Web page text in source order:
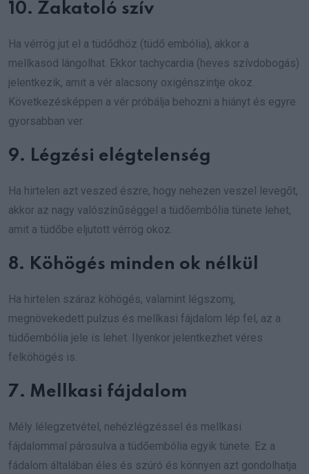
10. Zakatoló szív
Ha vérrög jut el a tüdődhöz (tüdő embólia), akkor a
mellkasod lángolhat. Ekkor tachycardia (heves szívdobogás)
jelentkezik, amit a vér alacsony oxigénszintje okoz.
Következésképpen a vér próbálja behozni a hiányt és egyre
gyorsabban ver.
9. Légzési elégtelenség
Ha hirtelen azt veszed észre, hogy nehezen veszel levegőt,
akkor az nagy valószínűséggel a tüdőembólia tünete lehet,
amit a tüdőbe eljutott vérrög okoz.
8. Köhögés minden ok nélkül
Ha hirtelen száraz köhögés, valamint légszomj,
megnövekedett pulzus és mellkasi fájdalom lép fel, az a
tüdőembólia jele is lehet. Ilyenkor jelentkezhet véres
felköhögés is.
7. Mellkasi fájdalom
Mély lélegzetvétel, nehézlégzéssel és mellkasi
fájdalommal párosulva a tüdőembólia egyik tünete. Ez a
fádalom általában éles és szúró és könnyen azt gondolhatja